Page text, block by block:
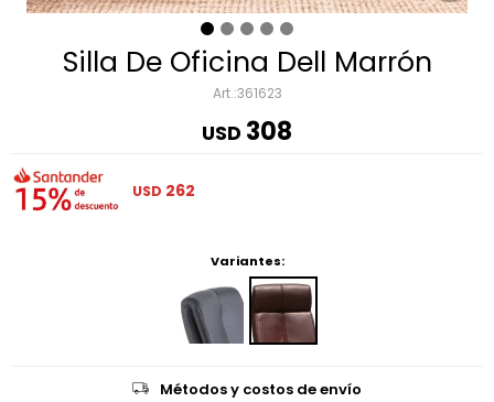
Silla De Oficina Dell Marrón
361623
USD 308
USD 262
Variantes:
Métodos y costos de envío